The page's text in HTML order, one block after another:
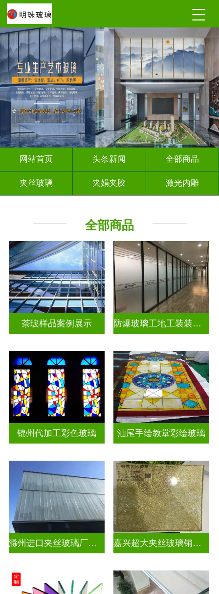
网站首页 头条新闻 全部商品
夹丝玻璃 夹娟夹胶 激光内雕
工程玻璃
全部商品
茶玻样品案例展示 防爆玻璃工地工装装饰玻璃
锦州代加工彩色玻璃 汕尾手绘教堂彩绘玻璃
滁州进口夹丝玻璃厂电话 嘉兴超大夹丝玻璃销售公司